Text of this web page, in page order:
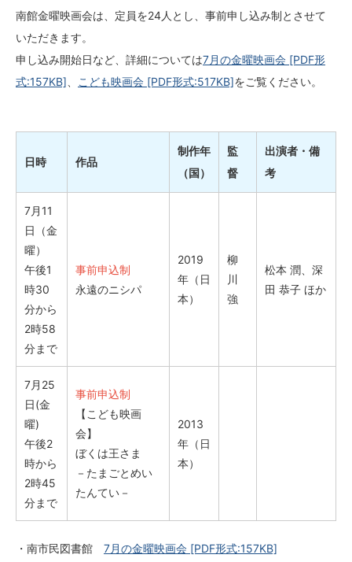
南館金曜映画会は、定員を24人とし、事前申し込み制とさせて
いただきます。
申し込み開始日など、詳細については7月の金曜映画会 [PDF形
式:157KB]
こども映画会 [PDF形式:517KB]をご覧ください。
日時 作品
制作年
（国）
監
督
出演者・備
考
7月11
日（金
曜）
午後1
時30
分から
2時58
分まで
事前申込制
永遠のニシパ
2019
年（日
本）
柳
川
強
松本 潤、深
田 恭子 ほか
7月25
日(金
曜)
午後2
時から
2時45
分まで
事前申込制
【こども映画
会】
ぼくは王さま
－たまごとめい
たんてい－
2013
年（日
本）
・南市民図書館 7月の金曜映画会 [PDF形式:157KB]